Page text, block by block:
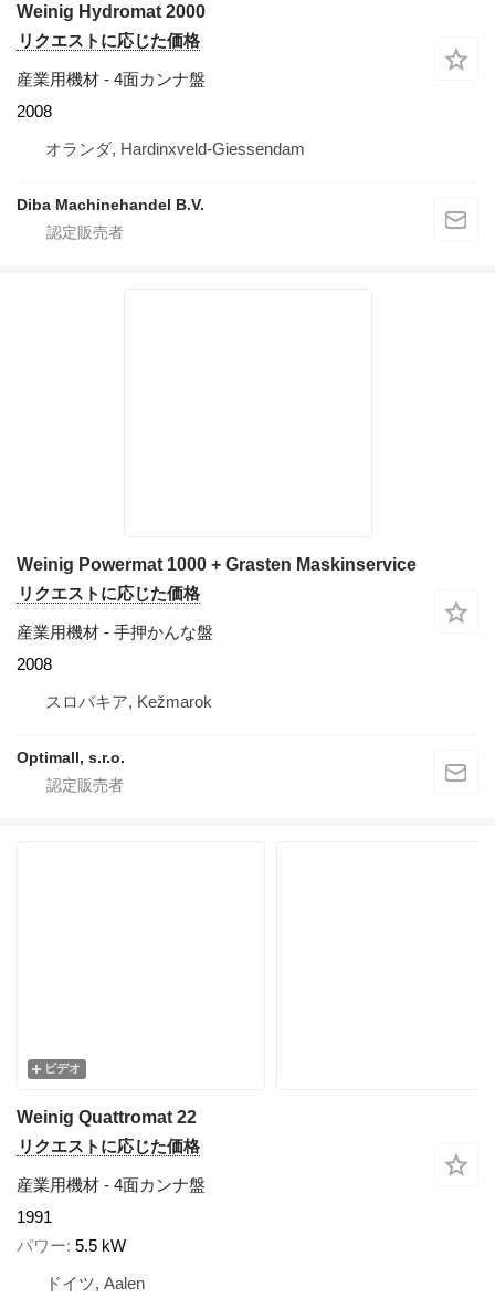
Weinig Hydromat 2000
リクエストに応じた価格
産業用機材 - 4面カンナ盤
2008
オランダ, Hardinxveld-Giessendam
Diba Machinehandel B.V.
Weinig Powermat 1000 + Grasten Maskinservice
リクエストに応じた価格
産業用機材 - 手押かんな盤
2008
スロバキア, Kežmarok
Optimall, s.r.o.
ビデオ
Weinig Quattromat 22
リクエストに応じた価格
産業用機材 - 4面カンナ盤
1991
パワー 5.5 kW
ドイツ, Aalen